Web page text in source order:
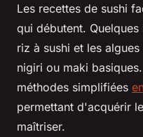
Les recettes de sushi
qui débutent.
riz à sushi et les
nigiri ou maki
méthodes simplifiées
permettant d'acquérir
maîtriser.